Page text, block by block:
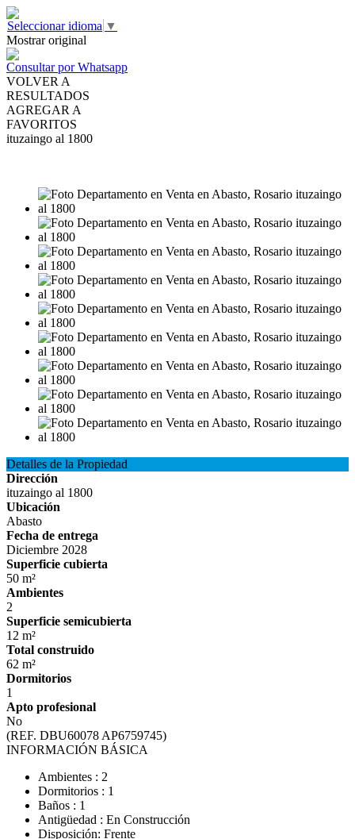
Seleccionar idioma ▼
Mostrar original
Consultar por Whatsapp
VOLVER A
RESULTADOS
AGREGAR A
FAVORITOS
ituzaingo al 1800
Detalles de la Propiedad
Dirección
ituzaingo al 1800
Ubicación
Abasto
Fecha de entrega
Diciembre 2028
Superficie cubierta
50 m²
Ambientes
2
Superficie semicubierta
12 m²
Total construido
62 m²
Dormitorios
1
Apto profesional
No
(REF. DBU60078 AP6759745)
INFORMACIÓN BÁSICA
Ambientes : 2
Dormitorios : 1
Baños : 1
Antigüedad : En Construcción
Disposición: Frente